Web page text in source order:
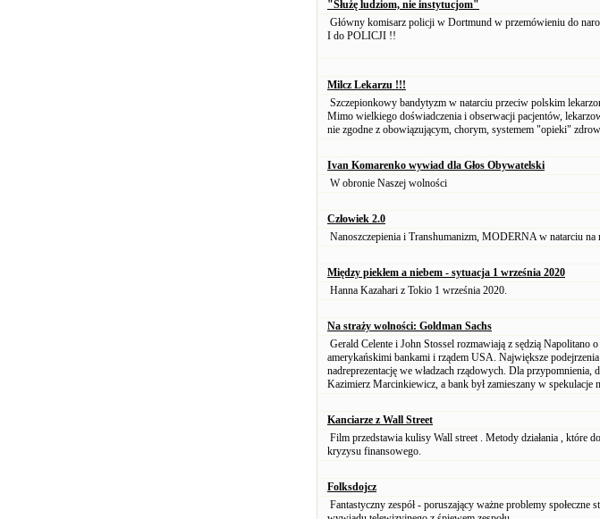
"Służę ludziom, nie instytucjom"
Główny komisarz policji w Dortmund w przemówieniu do
I do POLICJI !!
Milcz Lekarzu !!!
Szczepionkowy bandytyzm w natarciu przeciw polskim
Mimo wielkiego doświadczenia i obserwacji pacjentów,
nie zgodne z obowiązującym, chorym, systemem "opieki"
Ivan Komarenko wywiad dla Głos Obywatelski
W obronie Naszej wolności
Człowiek 2.0
Nanoszczepienia i Transhumanizm, MODERNA w natarciu na
Między piekłem a niebem - sytuacja 1 września 2020
Hanna Kazahari z Tokio 1 września 2020.
Na straży wolności: Goldman Sachs
Gerald Celente i John Stossel rozmawiają z sędzią Napolitano
amerykańskimi bankami i rządem USA. Największe
nadreprezentację we władzach rządowych. Dla
Kazimierz Marcinkiewicz, a bank był zamieszany w spekulacje
Kanciarze z Wall Street
Film przedstawia kulisy Wall street . Metody działania , które
kryzysu finansowego.
Folksdojcz
Fantastyczny zespół - poruszający ważne problemy społeczne